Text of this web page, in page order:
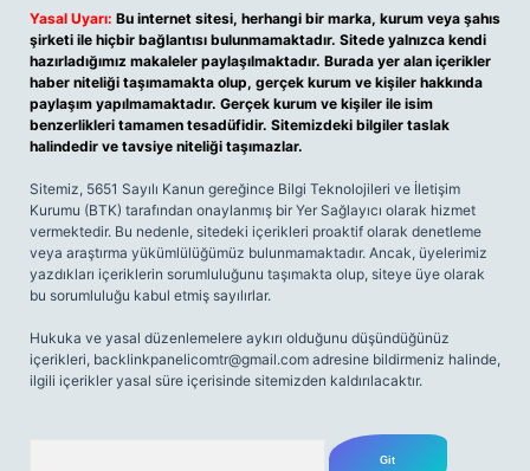
Yasal Uyarı: Bu internet sitesi, herhangi bir marka, kurum veya şahıs
şirketi ile hiçbir bağlantısı bulunmamaktadır. Sitede yalnızca kendi
hazırladığımız makaleler paylaşılmaktadır. Burada yer alan içerikler
haber niteliği taşımamakta olup, gerçek kurum ve kişiler hakkında
paylaşım yapılmamaktadır. Gerçek kurum ve kişiler ile isim
benzerlikleri tamamen tesadüfidir. Sitemizdeki bilgiler taslak
halindedir ve tavsiye niteliği taşımazlar.
Sitemiz, 5651 Sayılı Kanun gereğince Bilgi Teknolojileri ve İletişim
Kurumu (BTK) tarafından onaylanmış bir Yer Sağlayıcı olarak hizmet
vermektedir. Bu nedenle, sitedeki içerikleri proaktif olarak denetleme
veya araştırma yükümlülüğümüz bulunmamaktadır. Ancak, üyelerimiz
yazdıkları içeriklerin sorumluluğunu taşımakta olup, siteye üye olarak
bu sorumluluğu kabul etmiş sayılırlar.
Hukuka ve yasal düzenlemelere aykırı olduğunu düşündüğünüz
içerikleri, backlinkpanelicomtr@gmail.com adresine bildirmeniz halinde,
ilgili içerikler yasal süre içerisinde sitemizden kaldırılacaktır.